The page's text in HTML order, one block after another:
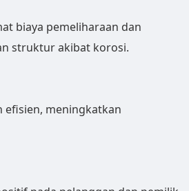
biaya pemeliharaan dan
struktur akibat korosi.
efisien, meningkatkan